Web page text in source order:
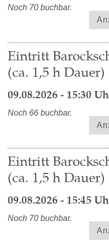
Noch 70 buchbar.
Eintritt
(ca. 1,5 h Dauer)
09.08.2026 - 15:30
Noch 66 buchbar.
Eintritt
(ca. 1,5 h Dauer)
09.08.2026 - 15:45
Noch 70 buchbar.